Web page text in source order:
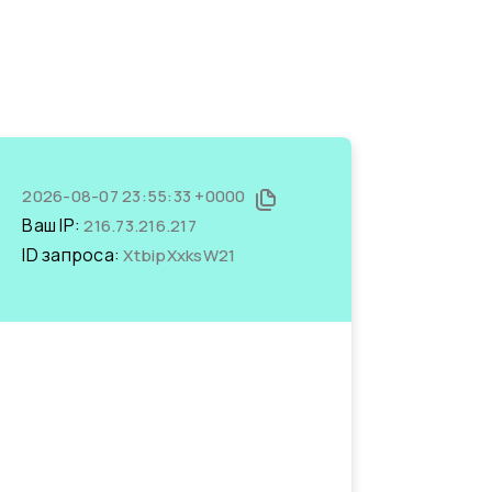
2026-08-07 23:55:33 +0000
Ваш IP:216.73.216.217
ID запроса:XtbipXxksW21